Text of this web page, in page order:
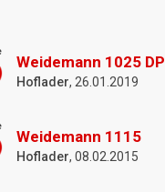
Weidemann 1025 DP
Hoflader, 26.01.2019
Weidemann 1115
Hoflader, 08.02.2015